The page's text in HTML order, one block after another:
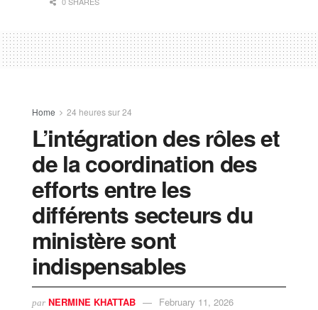
Home 24 heures sur 24
L’intégration des rôles et
de la coordination des
efforts entre les
différents secteurs du
ministère sont
indispensables
par NERMINE KHATTAB February 11, 2026